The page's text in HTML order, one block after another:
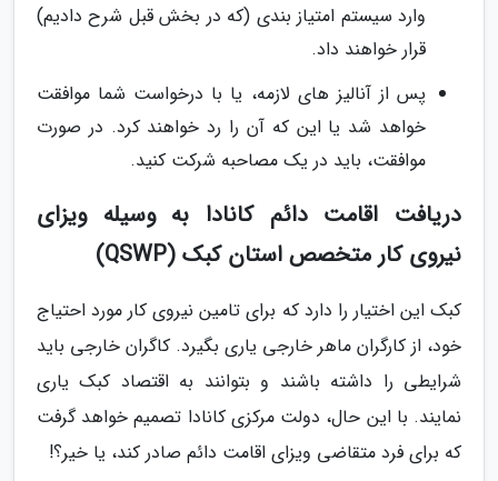
وارد سیستم امتیاز بندی (که در بخش قبل شرح دادیم)
قرار خواهند داد.
پس از آنالیز های لازمه، یا با درخواست شما موافقت
خواهد شد یا این که آن را رد خواهند کرد. در صورت
موافقت، باید در یک مصاحبه شرکت کنید.
دریافت اقامت دائم کانادا به وسیله ویزای
نیروی کار متخصص استان کبک (QSWP)
کبک این اختیار را دارد که برای تامین نیروی کار مورد احتیاج
خود، از کارگران ماهر خارجی یاری بگیرد. کاگران خارجی باید
شرایطی را داشته باشند و بتوانند به اقتصاد کبک یاری
نمایند. با این حال، دولت مرکزی کانادا تصمیم خواهد گرفت
که برای فرد متقاضی ویزای اقامت دائم صادر کند، یا خیر؟!